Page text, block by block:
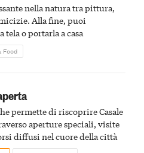
nella natura tra pittura,
Alla fine, puoi
tela o portarla a casa
Food
permette di riscoprire Casale
aperture speciali, visite
diffusi nel cuore della città